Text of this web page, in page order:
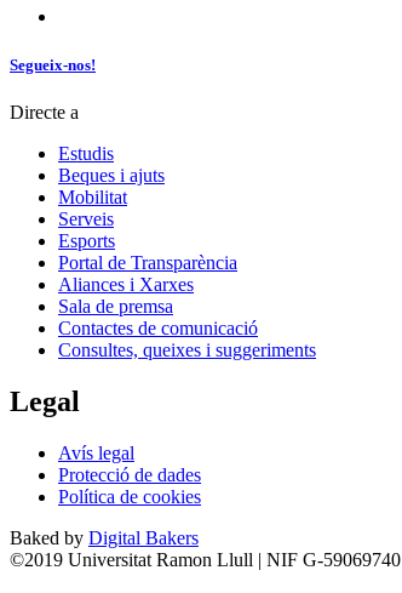
Segueix-nos!
Directe a
Estudis
Beques i ajuts
Mobilitat
Serveis
Esports
Portal de Transparència
Aliances i Xarxes
Sala de premsa
Contactes de comunicació
Consultes, queixes i suggeriments
Legal
Avís legal
Protecció de dades
Política de cookies
Baked by Digital Bakers
©2019 Universitat Ramon Llull | NIF G-59069740